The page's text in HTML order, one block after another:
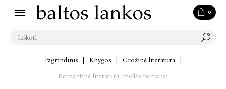
0
Pagrindinis Knygos Grožinė literatūra
Romantinė literatūra, meilės romanai